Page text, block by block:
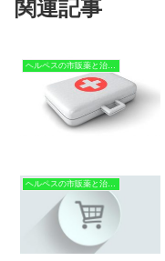
関連記事
ヘルペスの市販薬と治療法